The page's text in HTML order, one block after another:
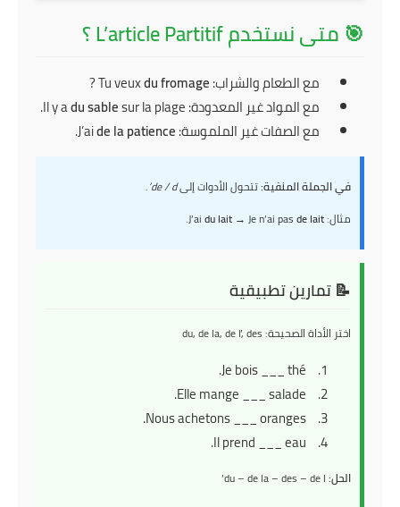
🎯 متى نستخدم L’article Partitif ؟
مع الطعام والشراب: Tu veuxdu fromage
?
مع المواد غير المعدودة: Il y a
du sablesur la plage.
مع الصفات غير الملموسة: J’aide la patience
.
في الجملة المنفية:تتحول الأدوات إلىde / d’
.
مثال: J’ai
du lait → Je n’ai pasde lait
.
📝 تمارين تطبيقية
اختر الأداة الصحيحة: du, de la, de l’, des
Je bois ___ thé.
Elle mange ___ salade.
Nous achetons ___ oranges.
Il prend ___ eau.
الحل: